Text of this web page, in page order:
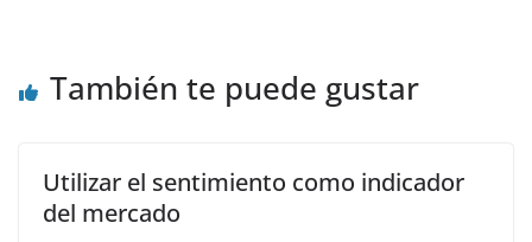
También te puede gustar
Utilizar el sentimiento como indicador
del mercado